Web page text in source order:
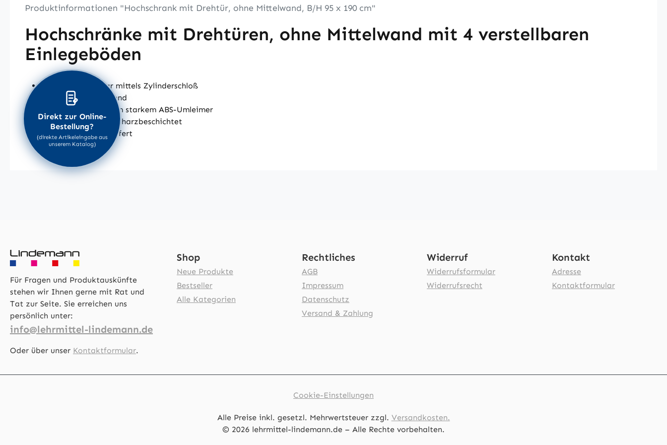
Produktinformationen "Hochschrank mit Drehtür, ohne Mittelwand, B/H 95 x 190 cm"
Hochschränke mit Drehtüren, ohne Mittelwand mit 4 verstellbaren
Einlegeböden
Türen abschließbar mittels Zylinderschloß
Türen um 270° öffnend
Alle Kanten mit 2 mm starkem ABS-Umleimer
Oberflächen melaminharzbeschichtet
fertig montiert geliefert
Für Fragen und Produktauskünfte
stehen wir Ihnen gerne mit Rat und
Tat zur Seite. Sie erreichen uns
persönlich unter:
info@lehrmittel-lindemann.de
Oder über unser Kontaktformular.
Shop
Neue Produkte
Bestseller
Alle Kategorien
Rechtliches
AGB
Impressum
Datenschutz
Versand & Zahlung
Widerruf
Widerrufsformular
Widerrufsrecht
Kontakt
Adresse
Kontaktformular
Cookie-Einstellungen
Alle Preise inkl. gesetzl. Mehrwertsteuer zzgl. Versandkosten.
© 2026 lehrmittel-lindemann.de – Alle Rechte vorbehalten.
Direkt zur Online-
Bestellung?
(direkte Artikeleingabe aus
unserem Katalog)